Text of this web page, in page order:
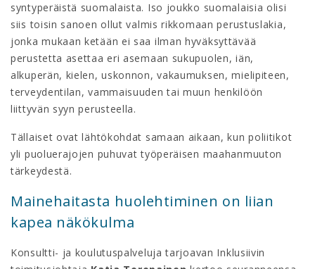
syntyperäistä suomalaista. Iso joukko suomalaisia olisi
siis toisin sanoen ollut valmis rikkomaan perustuslakia,
jonka mukaan ketään ei saa ilman hyväksyttävää
perustetta asettaa eri asemaan sukupuolen, iän,
alkuperän, kielen, uskonnon, vakaumuksen, mielipiteen,
terveydentilan, vammaisuuden tai muun henkilöön
liittyvän syyn perusteella.
Tällaiset ovat lähtökohdat samaan aikaan, kun poliitikot
yli puoluerajojen puhuvat työperäisen maahanmuuton
tärkeydestä.
Mainehaitasta huolehtiminen on liian
kapea näkökulma
Konsultti- ja koulutuspalveluja tarjoavan Inklusiivin